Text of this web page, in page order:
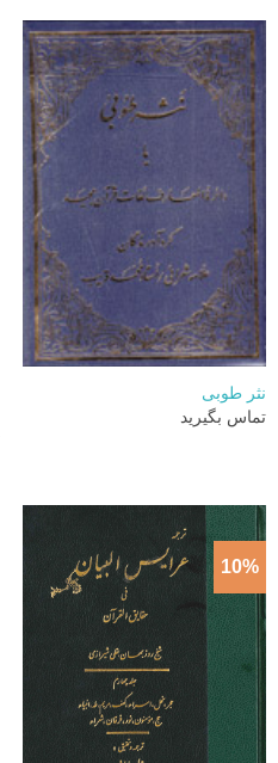
نثر طوبی
تماس بگیرید
10%